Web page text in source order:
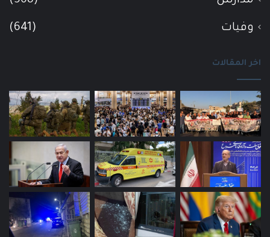
وفيات (641)
اخر المقالات